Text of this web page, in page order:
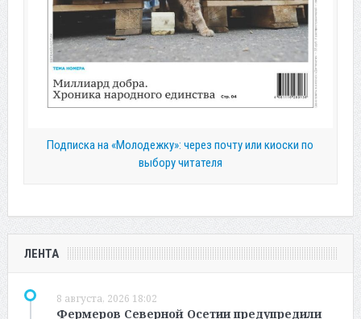
Подписка на «Молодежку»: через почту или киоски по
выбору читателя
ЛЕНТА
8 августа, 2026 18:02
Фермеров Северной Осетии предупредили